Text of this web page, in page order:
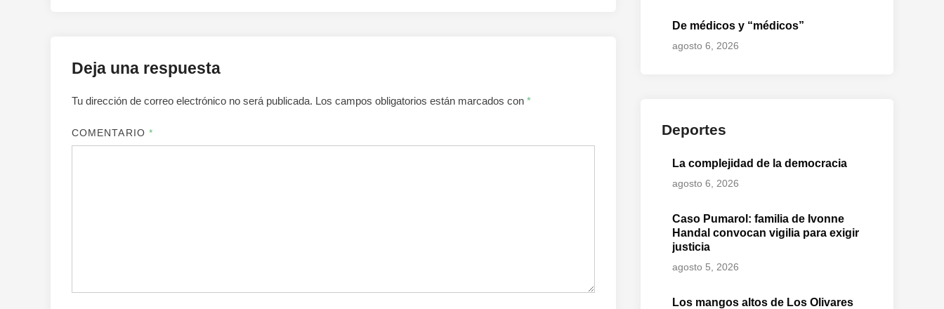
Deja una respuesta
Tu dirección de correo electrónico no será publicada. Los campos obligatorios están marcados con *
COMENTARIO *
De médicos y “médicos”
agosto 6, 2026
Deportes
La complejidad de la democracia
agosto 6, 2026
Caso Pumarol: familia de Ivonne
Handal convocan vigilia para exigir
justicia
agosto 5, 2026
Los mangos altos de Los Olivares